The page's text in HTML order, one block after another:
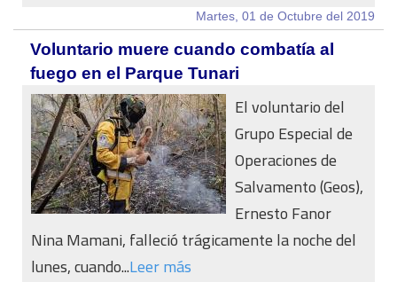
Martes, 01 de Octubre del 2019
Voluntario muere cuando combatía al
fuego en el Parque Tunari
El voluntario del
Grupo Especial de
Operaciones de
Salvamento (Geos),
Ernesto Fanor
Nina Mamani, falleció trágicamente la noche del
lunes, cuando...Leer más